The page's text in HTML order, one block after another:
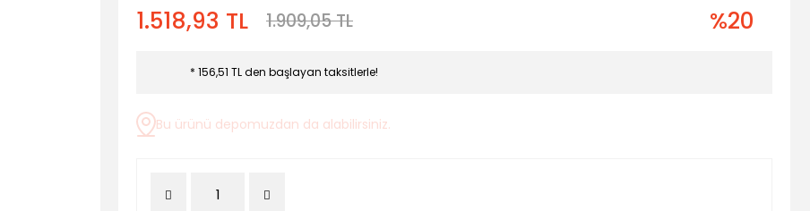
1.518,93 TL 1.909,05 TL %20
* 156,51 TL den başlayan taksitlerle!
Bu ürünü depomuzdan da alabilirsiniz.